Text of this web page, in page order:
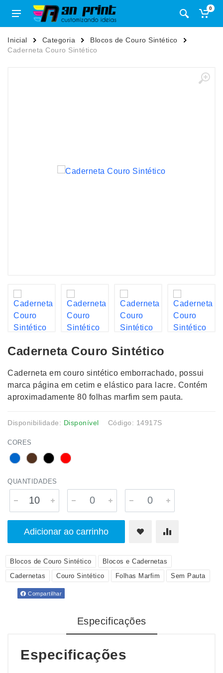
0
Inicial Categoria
Blocos de Couro Sintético
Caderneta Couro Sintético
Caderneta Couro Sintético
Caderneta em couro sintético emborrachado, possui
marca página em cetim e elástico para lacre. Contém
aproximadamente 80 folhas marfim sem pauta.
Disponibilidade: Disponível Código: 14917S
CORES
QUANTIDADES
Adicionar ao carrinho
Blocos de Couro Sintético
Blocos e Cadernetas
Cadernetas
Couro Sintético Folhas Marfim Sem Pauta
Compartilhar
Especificações
Especificações